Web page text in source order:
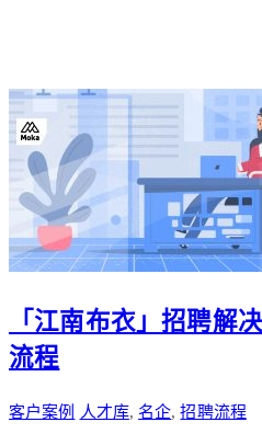
「江南布衣」招聘解
流程
客户案例 人才库,名企,招聘流程